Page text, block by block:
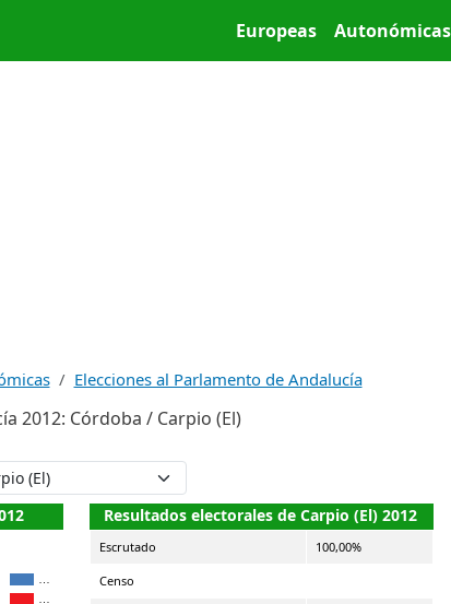
Main menu
Europeas Autonómicas
Elecciones al Parlamento de Andalucía
2012: Córdoba / Carpio (El)
Resultados electorales de Carpio (El) 2012
Escrutado 100,00%
Censo